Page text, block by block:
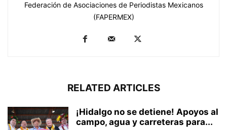
Federación de Asociaciones de Periodistas Mexicanos
(FAPERMEX)
RELATED ARTICLES
¡Hidalgo no se detiene! Apoyos al
campo, agua y carreteras para...